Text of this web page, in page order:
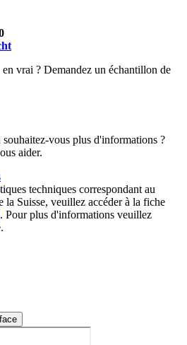
vrai ? Demandez un échantillon de
vous plus d'informations ?
aider.
techniques correspondant au
la Suisse, veuillez accéder à la fiche
. Pour plus d'informations veuillez